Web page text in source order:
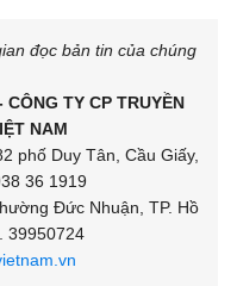
đọc bản tin của chúng
TY CP TRUYỀN
NAM
phố Duy Tân, Cầu Giấy,
36 1919
Đức Nhuận, TP. Hồ
39950724